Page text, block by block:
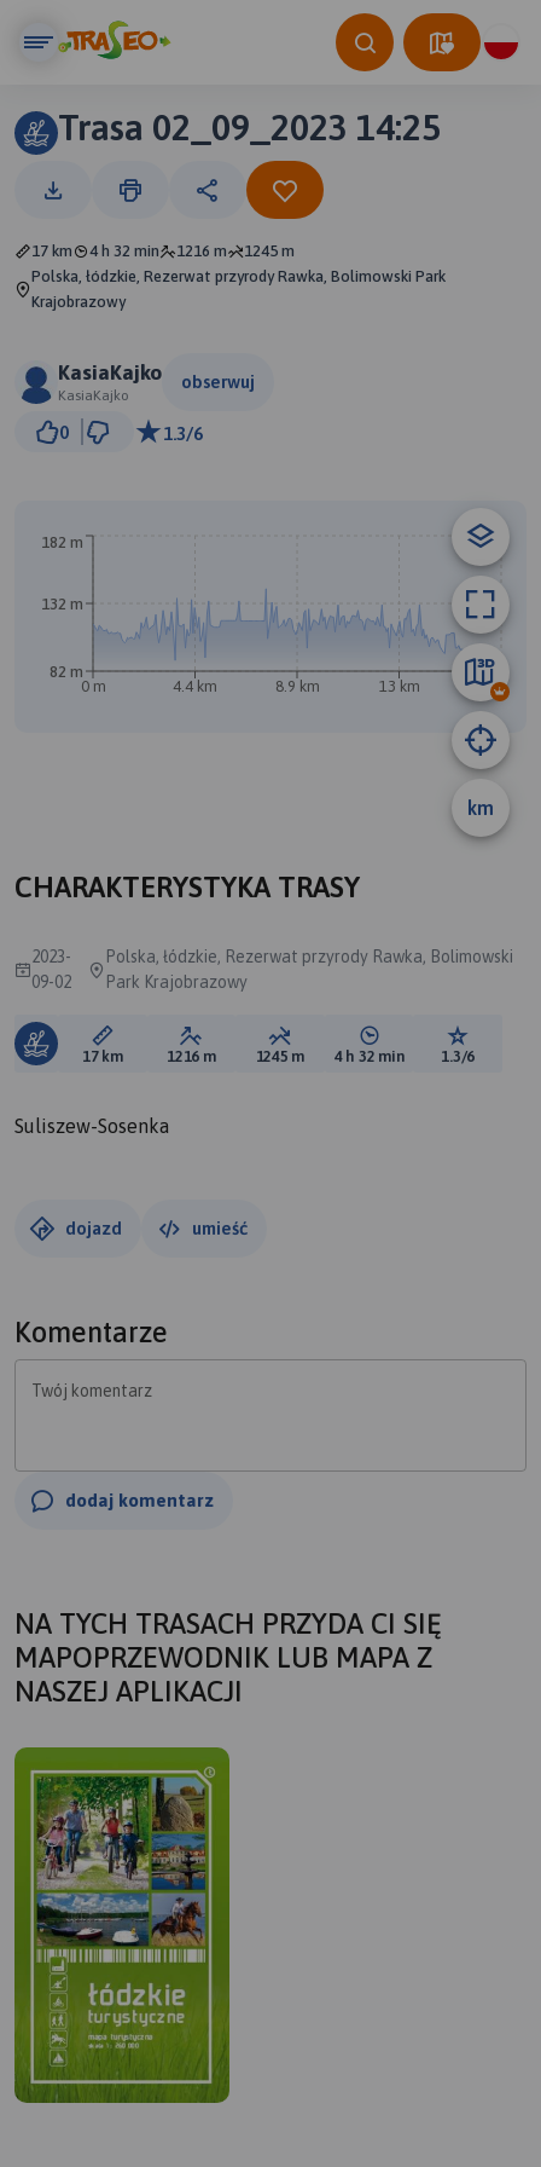
Trasa 02_09_2023 14:25
17 km 4 h 32 min 1216 m
1245 m
Polska, łódzkie, Rezerwat przyrody Rawka, Bolimowski Park
Krajobrazowy
KasiaKajko
KasiaKajko
obserwuj
0 1.3/6
km
0 m 4.4 km 8.9 km 13 km 17 km
82 m
132 m
182 m
CHARAKTERYSTYKA TRASY
2023-
09-02
Polska, łódzkie, Rezerwat przyrody Rawka, Bolimowski
Park Krajobrazowy
Długość trasy:
17 km Suma przewyższeń:
1216 m Suma spadków:
1245 m Średni czas potrzebny
4 h 32 min Ocena
1.3/6
Suliszew-Sosenka
dojazd umieść
Komentarze
Twój komentarz
dodaj komentarz
NA TYCH TRASACH PRZYDA CI SIĘ
MAPOPRZEWODNIK LUB MAPA Z
NASZEJ APLIKACJI